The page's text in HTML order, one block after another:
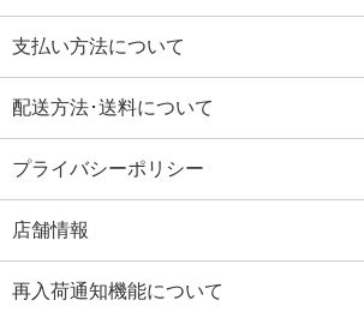
支払い方法について
配送方法･送料について
プライバシーポリシー
店舗情報
再入荷通知機能について